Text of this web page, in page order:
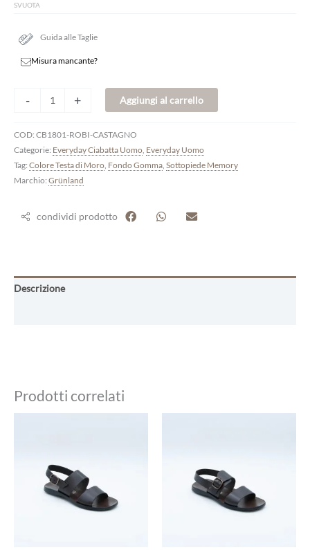
SVUOTA
Guida alle Taglie
Misura mancante?
- + Aggiungi al carrello
COD: CB1801-ROBI-CASTAGNO
Categorie: Everyday Ciabatta Uomo Everyday Uomo
Tag: Colore Testa di Moro Fondo Gomma Sottopiede Memory
Marchio: Grünland
condividi prodotto
Descrizione
Prodotti correlati
più
varianti.
Le
opzioni
varianti.
Le
opzioni